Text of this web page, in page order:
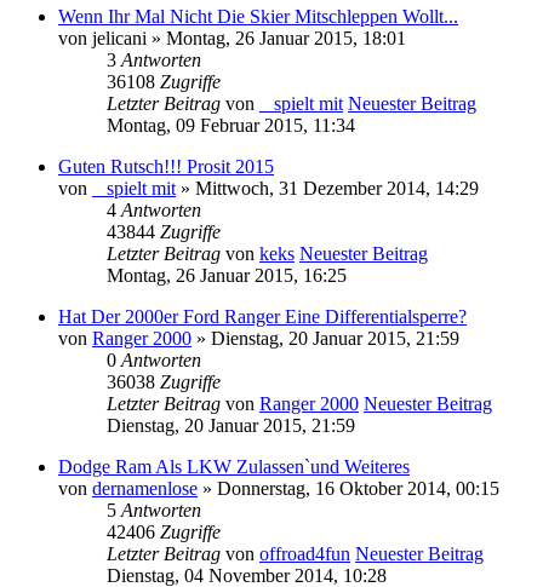
Wenn Ihr Mal Nicht Die Skier Mitschleppen Wollt...
von jelicani » Montag, 26 Januar 2015, 18:01
3 Antworten
36108 Zugriffe
Letzter Beitrag von _ spielt mit Neuester Beitrag
Montag, 09 Februar 2015, 11:34
Guten Rutsch!!! Prosit 2015
von
_ spielt mit » Mittwoch, 31 Dezember 2014, 14:29
4 Antworten
43844 Zugriffe
Letzter Beitrag von keks Neuester Beitrag
Montag, 26 Januar 2015, 16:25
Hat Der 2000er Ford Ranger Eine Differentialsperre?
von Ranger 2000 » Dienstag, 20 Januar 2015, 21:59
0 Antworten
36038 Zugriffe
Letzter Beitrag von Ranger 2000 Neuester Beitrag
Dienstag, 20 Januar 2015, 21:59
Dodge Ram Als LKW Zulassen`und Weiteres
von dernamenlose » Donnerstag, 16 Oktober 2014, 00:15
5 Antworten
42406 Zugriffe
Letzter Beitrag von offroad4fun Neuester Beitrag
Dienstag, 04 November 2014, 10:28